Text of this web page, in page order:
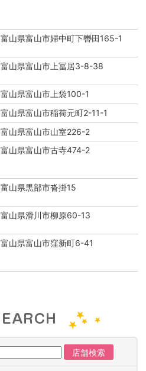
富山県富山市婦中町下轡田165-1
富山県富山市上冨居3-8-38
富山県富山市上袋100-1
富山県富山市稲荷元町2-11-1
富山県富山市山室226-2
富山県富山市古寺474-2
富山県黒部市沓掛15
富山県滑川市柳原60-13
富山県富山市窪新町6-41